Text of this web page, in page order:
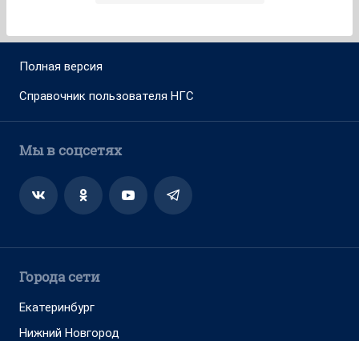
Полная версия
Справочник пользователя НГС
Мы в соцсетях
Города сети
Екатеринбург
Нижний Новгород